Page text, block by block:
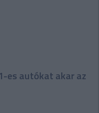
es autókat akar az